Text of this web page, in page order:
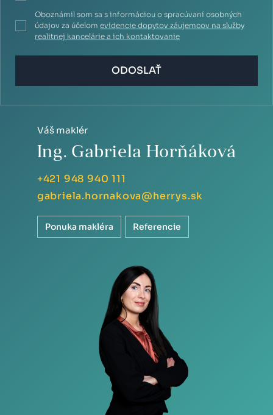
Oboznámil som sa s informáciou o spracúvaní osobných
údajov za účelom evidencie dopytov záujemcov na služby
realitnej kancelárie a ich kontaktovanie
ODOSLAŤ
Váš maklér
Ing. Gabriela Horňáková
+421 948 940 111
gabriela.hornakova@herrys.sk
Ponuka makléra Referencie